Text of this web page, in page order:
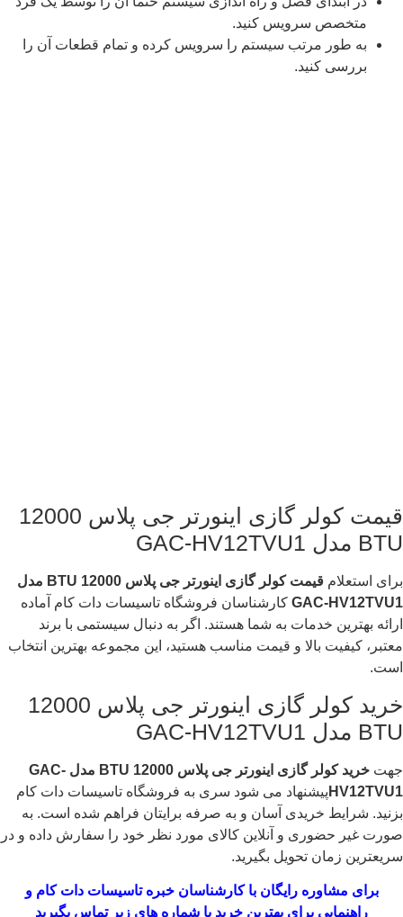
متخصص سرویس کنید.
به طور مرتب سیستم را سرویس کرده و تمام قطعات آن را
بررسی کنید.‌
قیمت کولر گازی اینورتر جی پلاس 12000
BTU مدل GAC-HV12TVU1
برای استعلام قیمت کولر گازی اینورتر جی پلاس 12000 BTU مدل
GAC-HV12TVU1 کارشناسان فروشگاه تاسیسات دات کام آماده
ارائه بهترین خدمات به شما هستند. اگر به دنبال سیستمی با برند
معتبر، کیفیت بالا و قیمت مناسب هستید، این مجموعه بهترین انتخاب
است.
خرید کولر گازی اینورتر جی پلاس 12000
BTU مدل GAC-HV12TVU1
جهت خرید کولر گازی اینورتر جی پلاس 12000 BTU مدل GAC-
HV12TVU1 پیشنهاد می شود سری به فروشگاه تاسیسات دات کام
بزنید. شرایط خریدی آسان و به صرفه برایتان فراهم شده است. به
صورت غیر حضوری و آنلاین کالای مورد نظر خود را سفارش داده و در
سریعترین زمان تحویل بگیرید.
برای مشاوره رایگان با کارشناسان خبرهتاسیسات دات کام و
راهنمایی برای بهترین خرید با شماره های زیر تماس بگیرید